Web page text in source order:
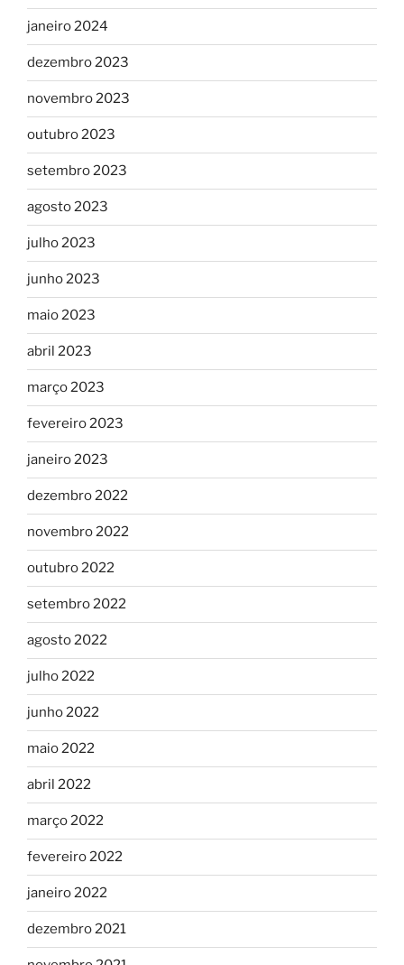
janeiro 2024
dezembro 2023
novembro 2023
outubro 2023
setembro 2023
agosto 2023
julho 2023
junho 2023
maio 2023
abril 2023
março 2023
fevereiro 2023
janeiro 2023
dezembro 2022
novembro 2022
outubro 2022
setembro 2022
agosto 2022
julho 2022
junho 2022
maio 2022
abril 2022
março 2022
fevereiro 2022
janeiro 2022
dezembro 2021